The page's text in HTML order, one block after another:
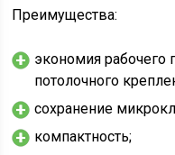
Преимущества:
экономия рабочего
потолочного
сохранение
компактность;